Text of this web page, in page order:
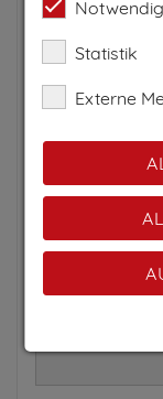
Um diesen
musst
Statistik
Externe